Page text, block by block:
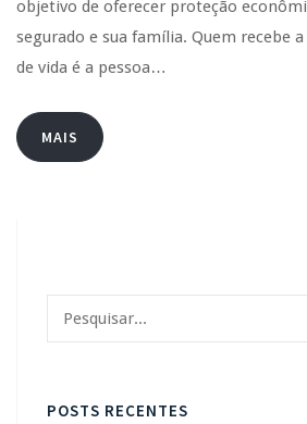
objetivo de oferecer proteção
segurado e sua família. Quem recebe
de vida é a pessoa…
MAIS
POSTS RECENTES